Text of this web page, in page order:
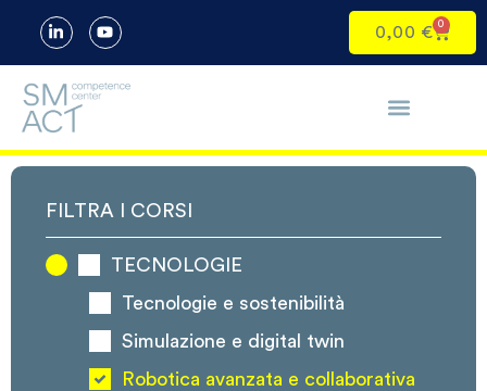
0,00 € 0
FILTRA I CORSI
TECNOLOGIE
Tecnologie e sostenibilità
Simulazione e digital twin
Robotica avanzata e collaborativa